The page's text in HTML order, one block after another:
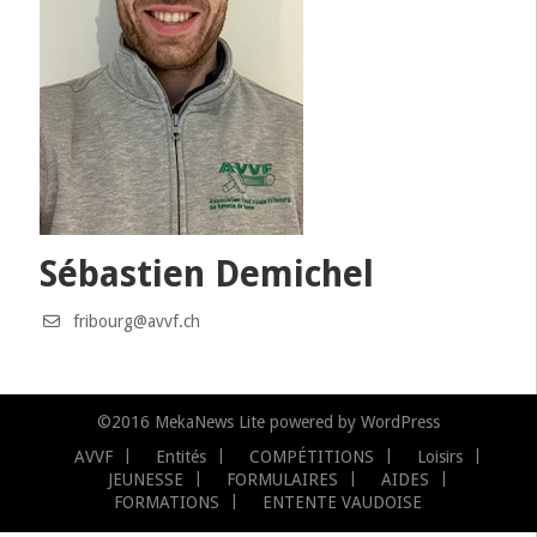
Sébastien Demichel
fribourg@avvf.ch
©2016 MekaNews Litepowered by WordPress
AVVF
Entités COMPÉTITIONS
Loisirs
JEUNESSE
FORMULAIRES
AIDES
FORMATIONS
ENTENTE VAUDOISE